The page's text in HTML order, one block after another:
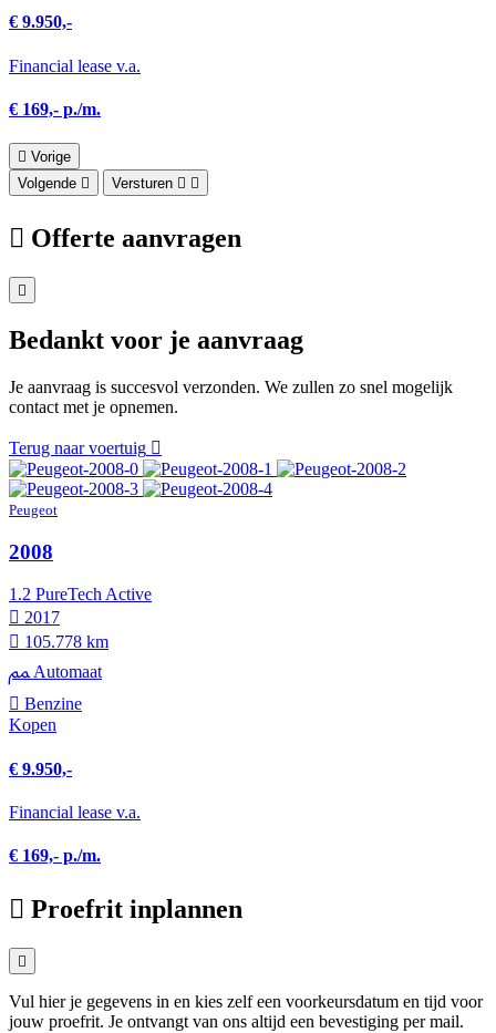
€ 9.950,-
Financial lease v.a.
€ 169,- p./m.
Vorige
Volgende
Versturen
Offerte aanvragen
Bedankt voor je aanvraag
Je aanvraag is succesvol verzonden. We zullen zo snel mogelijk
contact met je opnemen.
Terug naar voertuig
Peugeot
2008
1.2 PureTech Active
2017
105.778 km
Automaat
Benzine
Kopen
€ 9.950,-
Financial lease v.a.
€ 169,- p./m.
Proefrit inplannen
Vul hier je gegevens in en kies zelf een voorkeursdatum en tijd voor
jouw proefrit. Je ontvangt van ons altijd een bevestiging per mail.